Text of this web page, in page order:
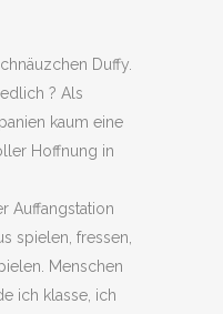
Duffy.
? Als
kaum eine
Hoffnung in
Auffangstation
spielen, fressen,
Menschen
ich klasse, ich